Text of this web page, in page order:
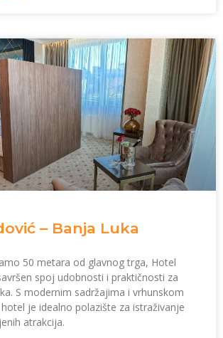
– Banja Luka
50 metara od glavnog trga, Hotel
spoj udobnosti i praktičnosti za
S modernim sadržajima i vrhunskom
je idealno polazište za istraživanje
atrakcija.